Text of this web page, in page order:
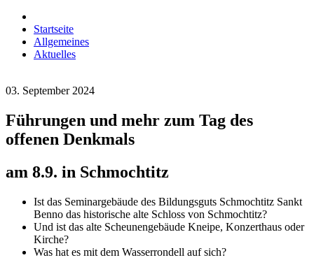
Startseite
Allgemeines
Aktuelles
03. September 2024
Führungen und mehr zum Tag des
offenen Denkmals
am 8.9. in Schmochtitz
Ist das Seminargebäude des Bildungsguts Schmochtitz Sankt
Benno das historische alte Schloss von Schmochtitz?
Und ist das alte Scheunengebäude Kneipe, Konzerthaus oder
Kirche?
Was hat es mit dem Wasserrondell auf sich?